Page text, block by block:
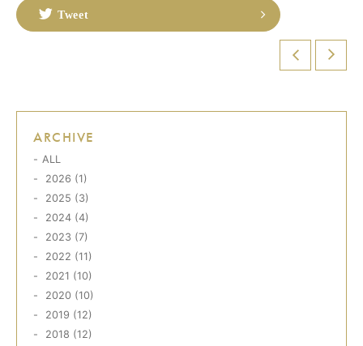
Tweet
ARCHIVE
ALL
2026 (1)
2025 (3)
2024 (4)
2023 (7)
2022 (11)
2021 (10)
2020 (10)
2019 (12)
2018 (12)